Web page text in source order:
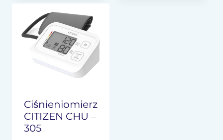
Ciśnieniomierz
CITIZEN CHU –
305